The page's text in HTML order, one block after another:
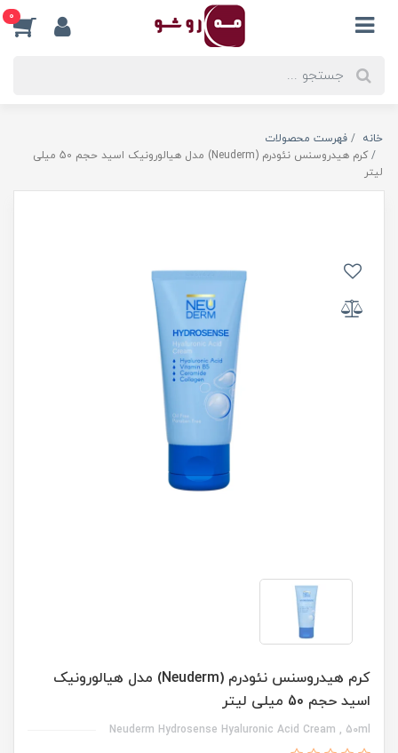
0
خانه
فهرست محصولات
کرم هیدروسنس نئودرم (Neuderm) مدل هیالورونیک اسید حجم 50 میلی
لیتر
کرم هیدروسنس نئودرم (Neuderm) مدل هیالورونیک
اسید حجم 50 میلی لیتر
Neuderm Hydrosense Hyaluronic Acid Cream , 50ml